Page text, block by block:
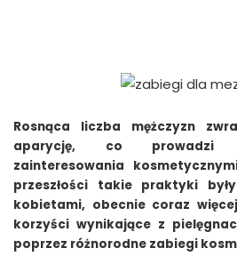
Rosnąca liczba mężczyzn
aparycję, co prowadzi
zainteresowania
przeszłości takie praktyki
kobietami, obecnie coraz
korzyści wynikające z
poprzez różnorodne zabiegi